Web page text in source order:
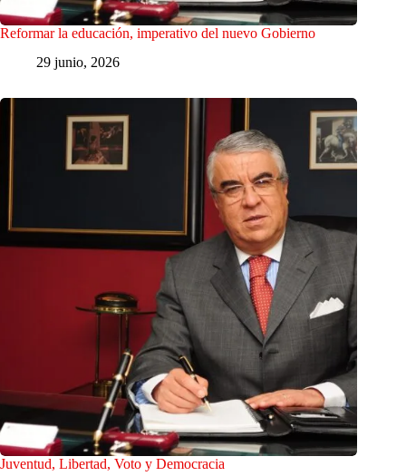
Reformar la educación, imperativo del nuevo Gobierno
29 junio, 2026
Juventud, Libertad, Voto y Democracia